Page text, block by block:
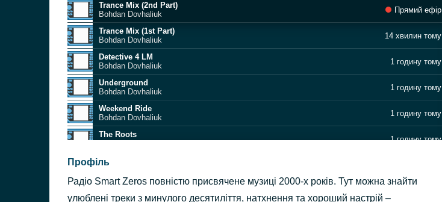
Trance Mix (2nd Part)
Bohdan Dovhaliuk
Прямий ефір
Trance Mix (1st Part)
Bohdan Dovhaliuk
14 хвилин тому
Detective 4 LM
Bohdan Dovhaliuk
1 годину тому
Underground
Bohdan Dovhaliuk
1 годину тому
Weekend Ride
Bohdan Dovhaliuk
1 годину тому
The Roots
1 годину тому
The Power of Synth
Mr. Trumpet
Bohdan Dovhaliuk
Профіль
Радіо Smart Zeros повністю присвячене музиці 2000-х років. Тут можна знайти
улюблені треки з минулого десятиліття, натхнення та хороший настрій –